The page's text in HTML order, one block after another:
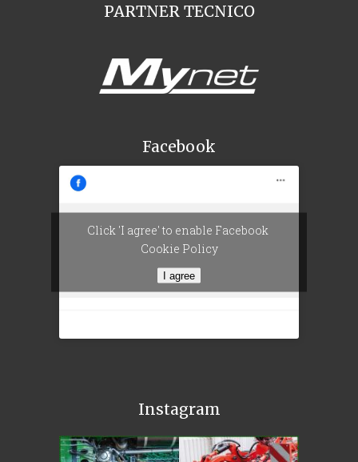
PARTNER TECNICO
Facebook
Click 'I agree' to enable Facebook
Cookie Policy
I agree
Instagram